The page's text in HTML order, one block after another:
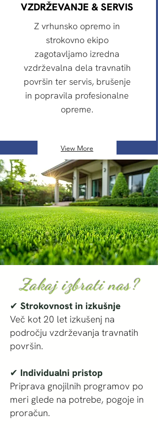
VZDRŽEVANJE & SERVIS
Z vrhunsko opremo in
strokovno ekipo
zagotavljamo izredna
vzdrževalna dela travnatih
površin ter servis, brušenje
in popravila profesionalne
opreme.
View More
Zakaj izbrati nas?
✔ Strokovnost in izkušnje
Več kot 20 let izkušenj na
področju vzdrževanja travnatih
površin.
✔ Individualni pristop
Priprava gnojilnih programov po
meri glede na potrebe, pogoje in
proračun.